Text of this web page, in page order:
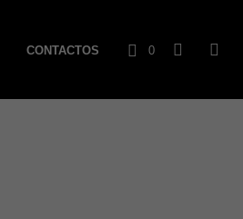
0
CONTACTOS
C